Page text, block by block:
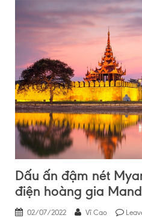
Dấu ấn đậm nét
điện hoàng gia
02/07/2022 Vĩ Cao